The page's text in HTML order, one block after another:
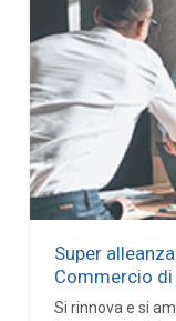
Super
Commercio
Si rinnova e si